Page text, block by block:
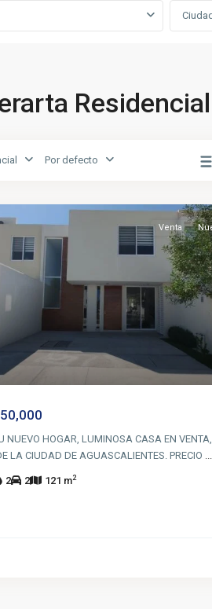
Residencial
Por defecto
Venta
NUEVO HOGAR, LUMINOSA CASA EN
LA CIUDAD DE AGUASCALIENTES. PRECIO ...
2 2 121 m2